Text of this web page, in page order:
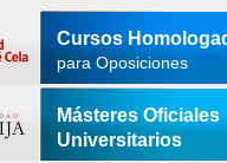
Cursos
para Oposiciones
Másteres Oficiales
Universitarios